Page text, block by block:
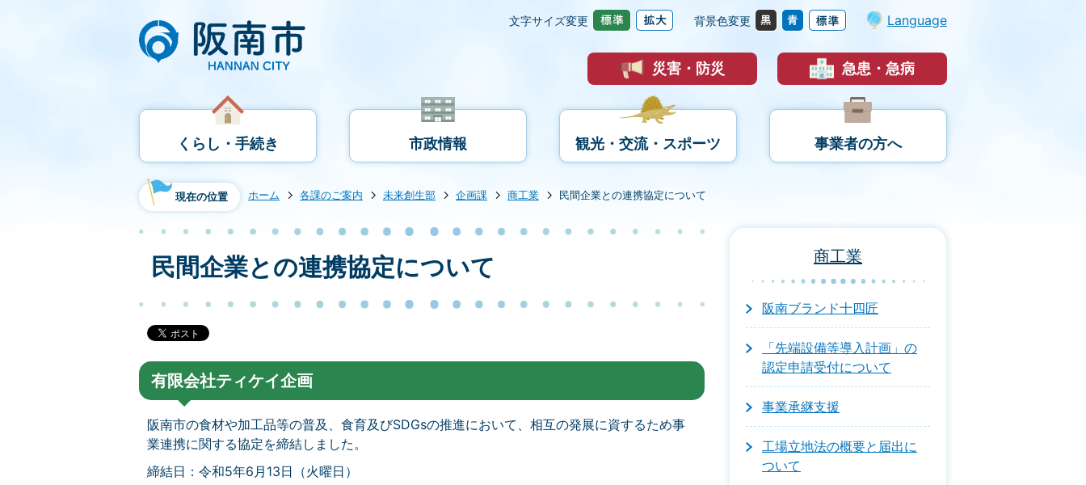
文字サイズ変更 背景色変更 Language
災害・防災 急患・急病
くらし・手続き 市政情報 観光・交流・スポーツ 事業者の方へ
現在の位置 ホーム 各課のご案内 未来創生部 企画課 商工業 民間企業との連携協定について
民間企業との連携協定について
有限会社ティケイ企画
阪南市の食材や加工品等の普及、食育及びSDGsの推進において、相互の発展に資するため事
業連携に関する協定を締結しました。
締結日：令和5年6月13日（火曜日）
商工業
阪南ブランド十四匠
「先端設備等導入計画」の
認定申請受付について
事業承継支援
工場立地法の概要と届出に
ついて